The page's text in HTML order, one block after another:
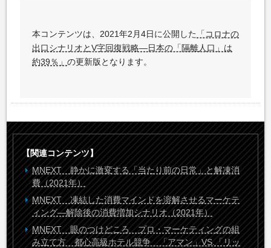
本コンテンツは、2021年2月4日に公開した
「コロナの
出口シナリオとV字回復戦略―日本の「隔離人口」は
約39％」 の更新版となります。
【関連コンテンツ】
MNEXT 静かに激変する「当たり前の日常」と解凍消
費（2021年）
MNEXT 凍結した消費マインドを溶解させるマーケテ
ィング―解除後の消費増加シナリオ（2021年）
MNEXT 眼のつけどころ プロ・マーケティングの組
み立て方 都心高級ホテル競争 「アマン」VS.「リッ